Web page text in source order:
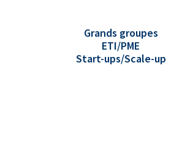
Grands groupes
ETI/PME
Start-ups/Scale-up